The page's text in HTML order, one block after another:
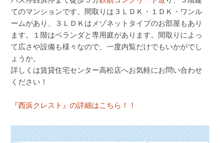
てのマンションです。間取りは３ＬＤＫ・１ＤＫ・ワンル
ームがあり、３ＬＤＫはメゾネットタイプのお部屋もあり
ます。１階はベランダと専用庭があります。間取りによっ
て広さや設備も様々なので、一度内覧だけでもいかがでし
ょうか。
詳しくは賃貸住宅センター高松店へお気軽にお問い合わせ
ください！
『西浜クレスト』の詳細はこちら！！